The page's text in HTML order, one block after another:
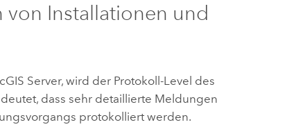
Installationen und
Server, wird der Protokoll-Level des
dass sehr detaillierte Meldungen
protokolliert werden.